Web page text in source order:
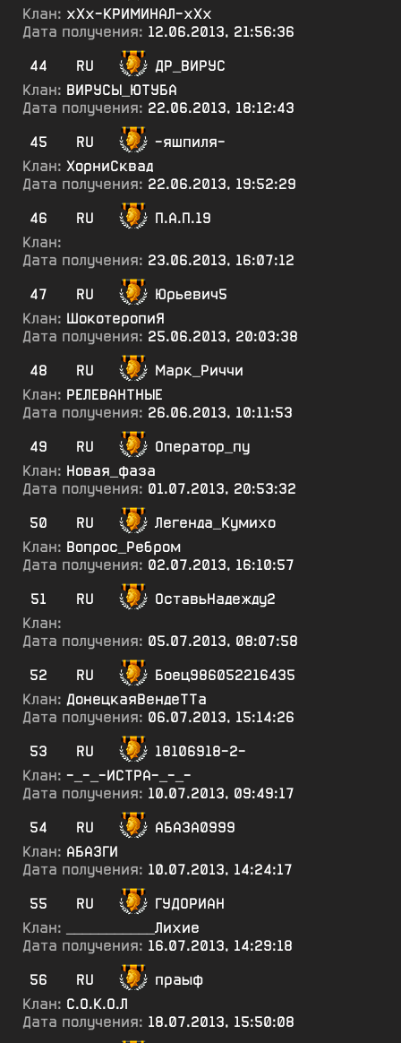
Клан: хХх-КРИМИНАЛ-хХх
Дата получения: 12.06.2013, 21:56:36
44
RU
ДР_ВИРУС
Клан: ВИРУСЫ_ЮТУБА
Дата получения: 22.06.2013, 18:12:43
45
RU
-яшпиля-
Клан: ХорниСквад
Дата получения: 22.06.2013, 19:52:29
46
RU
П.А.П.19
Клан:
Дата получения: 23.06.2013, 16:07:12
47
RU
Юрьевич5
Клан: ШокотеропиЯ
Дата получения: 25.06.2013, 20:03:38
48
RU
Марк_Риччи
Клан: РЕЛЕВАНТНЫЕ
Дата получения: 26.06.2013, 10:11:53
49
RU
Оператор_пу
Клан: Новая_фаза
Дата получения: 01.07.2013, 20:53:32
50
RU
Легенда_Кумихо
Клан: Вопрос_Ребром
Дата получения: 02.07.2013, 16:10:57
51
RU
ОставьНадежду2
Клан:
Дата получения: 05.07.2013, 08:07:58
52
RU
Боец986052216435
Клан: ДонецкаяВендеТТа
Дата получения: 06.07.2013, 15:14:26
53
RU
18106918-2-
Клан: -_-_-ИСТРА-_-_-
Дата получения: 10.07.2013, 09:49:17
54
RU
АБАЗА0999
Клан: АБАЗГИ
Дата получения: 10.07.2013, 14:24:17
55
RU
ГУДОРИАН
Клан:
___________Лихие
Дата получения: 16.07.2013, 14:29:18
56
RU
праыф
Клан: С.О.К.О.Л
Дата получения: 18.07.2013, 15:50:08